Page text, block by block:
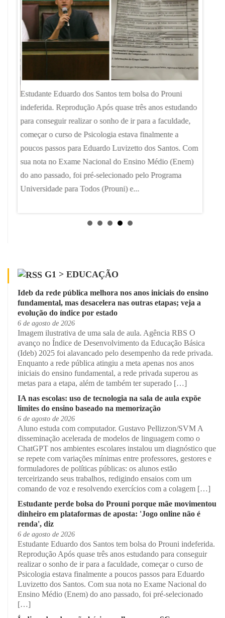
Estudante Eduardo dos Santos tem bolsa do Prouni
indeferida. Reprodução Após quase três anos estudando
para conseguir realizar o sonho de ir para a faculdade,
começar o curso de Psicologia estava finalmente a
poucos passos para Eduardo Luvizetto dos Santos. Com
sua nota no Exame Nacional do Ensino Médio (Enem)
do ano passado, foi pré-selecionado pelo Programa
Universidade para Todos (Prouni) e...
G1 > EDUCAÇÃO
Ideb da rede pública melhora nos anos iniciais do ensino
fundamental, mas desacelera nas outras etapas; veja a
evolução do índice por estado
6 de agosto de 2026
Imagem ilustrativa de uma sala de aula. Agência RBS O
avanço no Índice de Desenvolvimento da Educação Básica
(Ideb) 2025 foi alavancado pelo desempenho da rede privada.
Enquanto a rede pública atingiu a meta apenas nos anos
iniciais do ensino fundamental, a rede privada superou as
metas para a etapa, além de também ter superado […]
IA nas escolas: uso de tecnologia na sala de aula expõe
limites do ensino baseado na memorização
6 de agosto de 2026
Aluno estuda com computador. Gustavo Pellizzon/SVM A
disseminação acelerada de modelos de linguagem como o
ChatGPT nos ambientes escolares instalou um diagnóstico que
se repete com variações mínimas entre professores, gestores e
formuladores de políticas públicas: os alunos estão
terceirizando seus trabalhos, redigindo ensaios com um
comando de voz e resolvendo exercícios com a colagem […]
Estudante perde bolsa do Prouni porque mãe movimentou
dinheiro em plataformas de aposta: 'Jogo online não é
renda', diz
6 de agosto de 2026
Estudante Eduardo dos Santos tem bolsa do Prouni indeferida.
Reprodução Após quase três anos estudando para conseguir
realizar o sonho de ir para a faculdade, começar o curso de
Psicologia estava finalmente a poucos passos para Eduardo
Luvizetto dos Santos. Com sua nota no Exame Nacional do
Ensino Médio (Enem) do ano passado, foi pré-selecionado
[…]